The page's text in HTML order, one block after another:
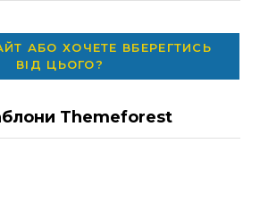
АБО ХОЧЕТЕ ВБЕРЕГТИСЬ
ВІД ЦЬОГО?
Themeforest